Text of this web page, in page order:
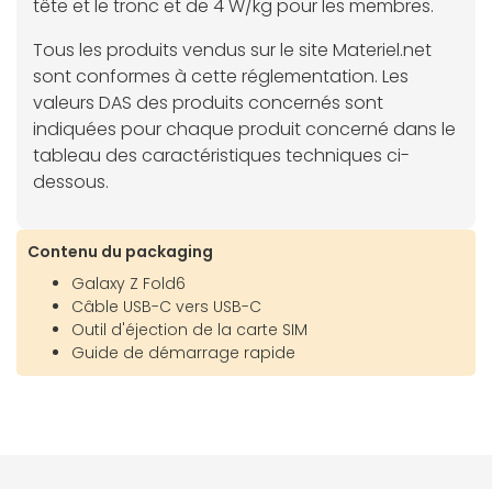
tête et le tronc et de 4 W/kg pour les membres.
Tous les produits vendus sur le site Materiel.net
sont conformes à cette réglementation. Les
valeurs DAS des produits concernés sont
indiquées pour chaque produit concerné dans le
tableau des caractéristiques techniques ci-
dessous.
Contenu du packaging
Galaxy Z Fold6
Câble USB-C vers USB-C
Outil d'éjection de la carte SIM
Guide de démarrage rapide